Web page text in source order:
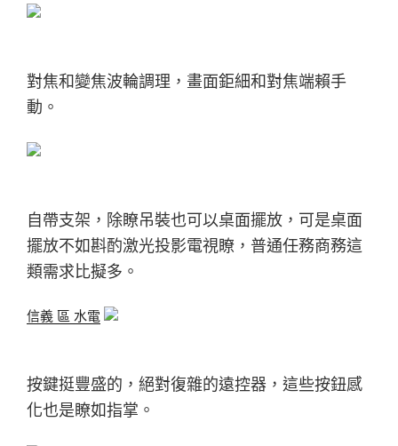
對焦和變焦波輪調理，畫面鉅細和對焦端賴手
動。
自帶支架，除瞭吊裝也可以桌面擺放，可是桌面
擺放不如斟酌激光投影電視瞭， 普通任務商務這
類需求比擬多。
信義 區 水電
按鍵挺豐盛的，絕對復雜的遠控器，這些按鈕感
化也是瞭如指掌。